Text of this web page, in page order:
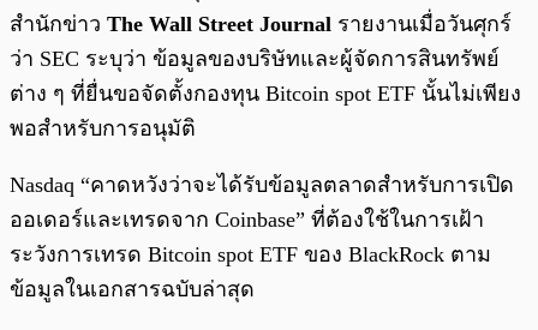
สำนักข่าว The Wall Street Journal รายงานเมื่อวันศุกร์
ว่า SEC ระบุว่า ข้อมูลของบริษัทและผู้จัดการสินทรัพย์
ต่าง ๆ ที่ยื่นขอจัดตั้งกองทุน Bitcoin spot ETF นั้นไม่เพียง
พอสำหรับการอนุมัติ
Nasdaq “คาดหวังว่าจะได้รับข้อมูลตลาดสำหรับการเปิด
ออเดอร์และเทรดจาก Coinbase” ที่ต้องใช้ในการเฝ้า
ระวังการเทรด Bitcoin spot ETF ของ BlackRock ตาม
ข้อมูลในเอกสารฉบับล่าสุด